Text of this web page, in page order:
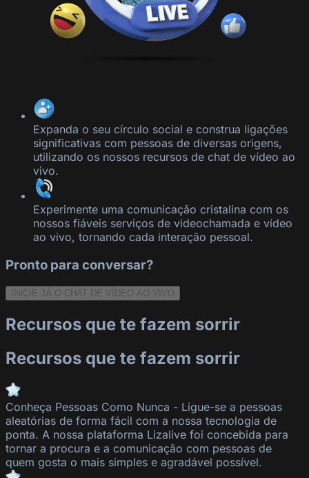
Expanda o seu círculo social e construa ligações
significativas com pessoas de diversas origens,
utilizando os nossos recursos de chat de vídeo ao
vivo.
Experimente uma comunicação cristalina com os
nossos fiáveis serviços de videochamada e vídeo
ao vivo, tornando cada interação pessoal.
Pronto para conversar?
INICIE JÁ O CHAT DE VÍDEO AO VIVO
Recursos que te fazem sorrir
Recursos que te fazem sorrir
Conheça Pessoas Como Nunca - Ligue-se a pessoas
aleatórias de forma fácil com a nossa tecnologia de
ponta. A nossa plataforma Lizalive foi concebida para
tornar a procura e a comunicação com pessoas de
quem gosta o mais simples e agradável possível.